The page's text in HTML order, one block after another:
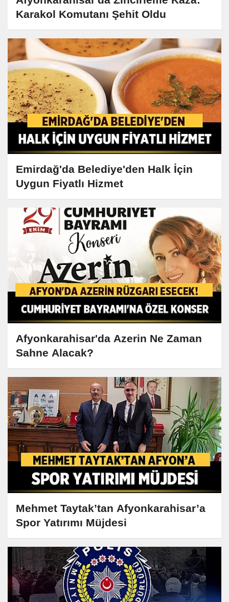
Karakol Komutanı Şehit Oldu
Emirdağ'da Belediye'den Halk İçin
Uygun Fiyatlı Hizmet
Afyonkarahisar'da Azerin Ne Zaman
Sahne Alacak?
Mehmet Taytak’tan Afyonkarahisar’a
Spor Yatırımı Müjdesi